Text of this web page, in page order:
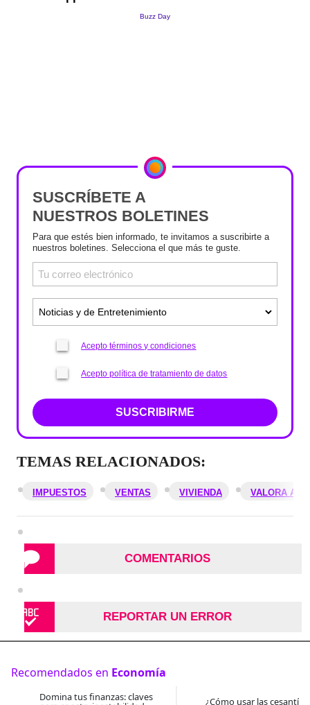
SUSCRÍBETE A
NUESTROS BOLETINES
Para que estés bien informado, te invitamos a suscribirte a
nuestros boletines. Selecciona el que más te guste.
Acepto términos y condiciones
Acepto política de tratamiento de datos
SUSCRIBIRME
TEMAS RELACIONADOS:
IMPUESTOS VENTAS VIVIENDA VALORA
COMENTARIOS
REPORTAR UN ERROR
Recomendados en Economía
Domina tus finanzas: claves ¿Cómo usar las